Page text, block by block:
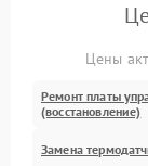
Цены
Ремонт платы
(восстановление)
Замена